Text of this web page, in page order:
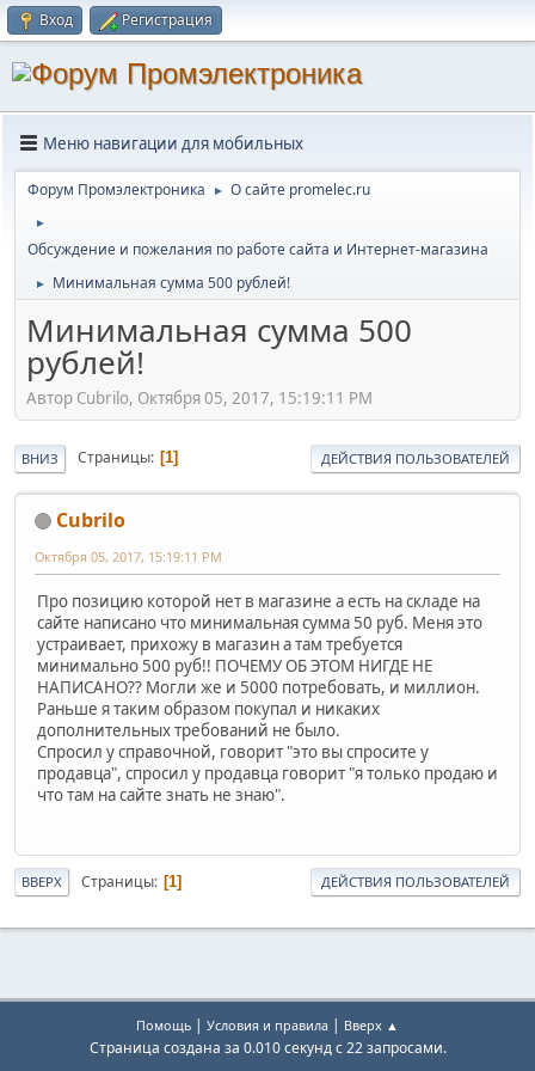
Вход Регистрация
Меню навигации для мобильных
Форум Промэлектроника ► О сайте promelec.ru
►
Обсуждение и пожелания по работе сайта и Интернет-магазина
► Минимальная сумма 500 рублей!
Минимальная сумма 500
рублей!
Автор Cubrilo, Октября 05, 2017, 15:19:11 PM
ВНИЗ Страницы 1 ДЕЙСТВИЯ ПОЛЬЗОВАТЕЛЕЙ
Cubrilo
Октября 05, 2017, 15:19:11 PM
Про позицию которой нет в магазине а есть на складе на
сайте написано что минимальная сумма 50 руб. Меня это
устраивает, прихожу в магазин а там требуется
минимально 500 руб!! ПОЧЕМУ ОБ ЭТОМ НИГДЕ НЕ
НАПИСАНО?? Могли же и 5000 потребовать, и миллион.
Раньше я таким образом покупал и никаких
дополнительных требований не было.
Спросил у справочной, говорит "это вы спросите у
продавца", спросил у продавца говорит "я только продаю и
что там на сайте знать не знаю".
ВВЕРХ Страницы 1 ДЕЙСТВИЯ ПОЛЬЗОВАТЕЛЕЙ
Помощь | Условия и правила | Вверх ▲
Страница создана за 0.010 секунд с 22 запросами.